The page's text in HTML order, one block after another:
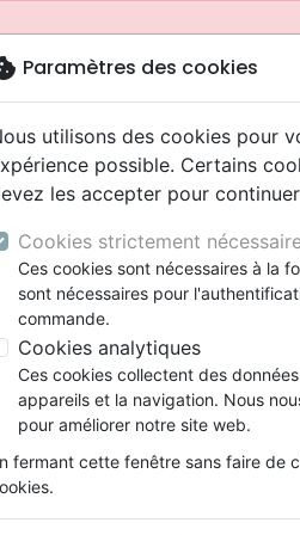
Nouveautés
Testaments
ansLatino, Folk
Soul
animés
conférences
depuis votre pays
être femme Être à l’image
Paramètres des cookies
utilisons des cookies pour
possible. Certains
les accepter pour
Cookies strictement
Ces cookies sont nécessaires à la
sont nécessaires pour
commande.
Cookies analytiques
Ces cookies collectent des
appareils et la navigation. Nous
pour améliorer notre site web.
fermant cette fenêtre sans faire de